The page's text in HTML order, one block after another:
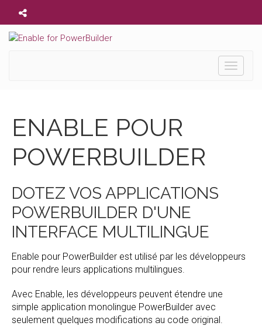
Toggle
ENABLE POUR
POWERBUILDER
DOTEZ VOS APPLICATIONS
POWERBUILDER D'UNE
INTERFACE MULTILINGUE
Enable pour PowerBuilder est utilisé par les développeurs
pour rendre leurs applications multilingues.
Avec Enable, les développeurs peuvent étendre une
simple application monolingue PowerBuilder avec
seulement quelques modifications au code original.